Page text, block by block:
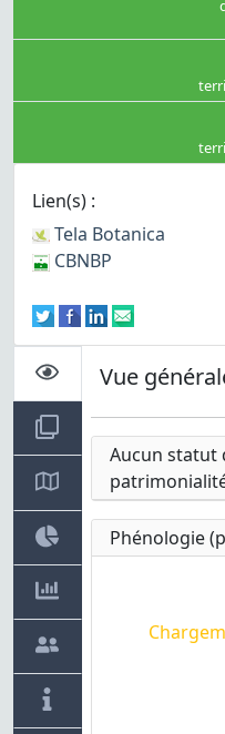
Lien(s) :
Tela Botanica
CBNBP
Vue
Aucun statut
Phénologie
Chargement des